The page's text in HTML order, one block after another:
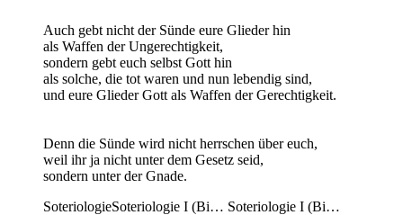
Auch gebt nicht der Sünde eure Glieder hin
als Waffen der Ungerechtigkeit,
sondern gebt euch selbst Gott hin
als solche, die tot waren und nun lebendig sind,
und eure Glieder Gott als Waffen der Gerechtigkeit.
Denn die Sünde wird nicht herrschen über euch,
weil ihr ja nicht unter dem Gesetz seid,
sondern unter der Gnade.
SoteriologieSoteriologie I (Bi… Soteriologie I (Bi…